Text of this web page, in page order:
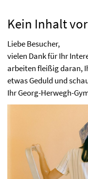
Kein Inhalt
Liebe Besucher,
vielen Dank für Ihr
arbeiten fleißig daran,
etwas Geduld und
Ihr Georg-Herwegh-